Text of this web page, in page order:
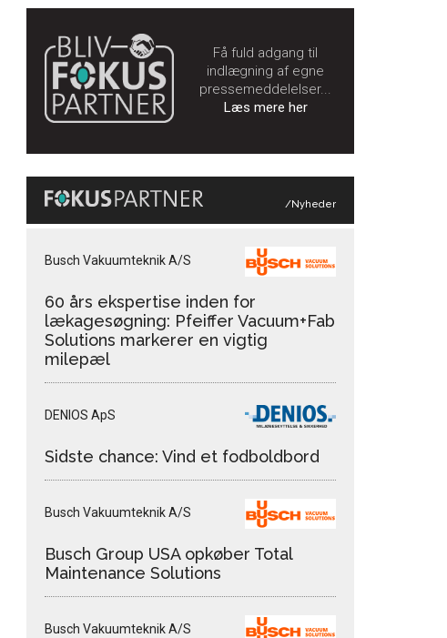
Få fuld adgang til
indlægning af egne
pressemeddelelser...
Læs mere her
/Nyheder
Busch Vakuumteknik A/S
60 års ekspertise inden for
lækagesøgning: Pfeiffer Vacuum+Fab
Solutions markerer en vigtig
milepæl
DENIOS ApS
Sidste chance: Vind et fodboldbord
Busch Vakuumteknik A/S
Busch Group USA opkøber Total
Maintenance Solutions
Busch Vakuumteknik A/S